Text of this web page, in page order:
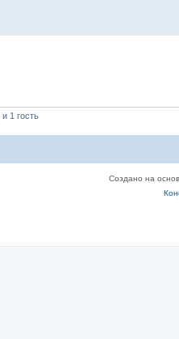
и 1 гость
Создано на